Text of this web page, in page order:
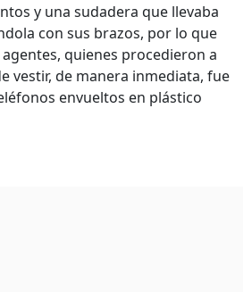
y una sudadera que llevaba
con sus brazos, por lo que
quienes procedieron a
vestir, de manera inmediata, fue
envueltos en plástico